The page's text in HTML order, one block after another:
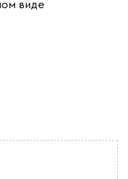
виде